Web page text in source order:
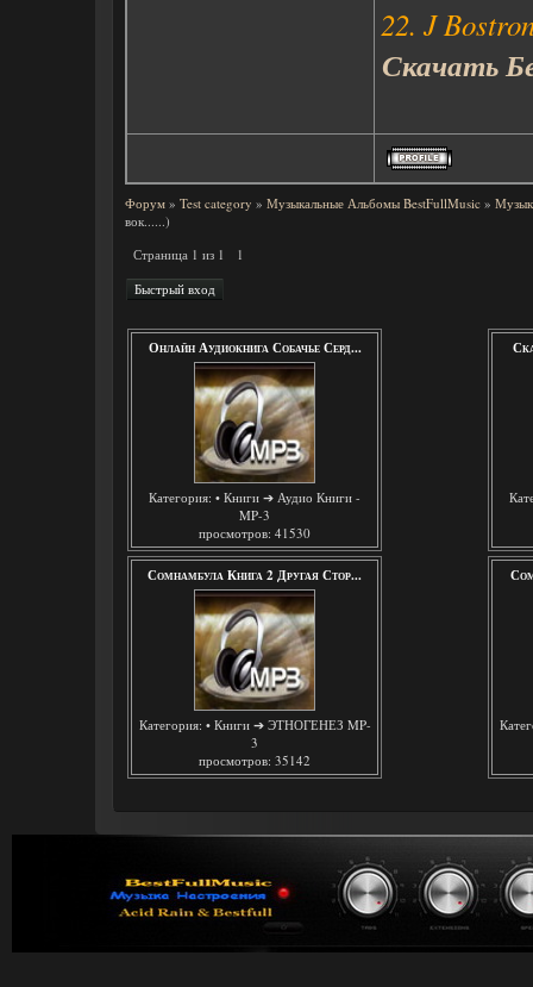
22. J
Скачать
Форум » Test category » Музыкальные Альбомы BestFullMusic »
вок......)
Страница 1 из 1 1
Онлайн Аудиокнига Собачье Серд...
Категория: • Книги ➔ Аудио Книги -
MP-3
просмотров: 41530
Сомнамбула Книга 2 Другая Стор...
Категория: • Книги ➔ ЭТНОГЕНЕЗ MP-
3
просмотров: 35142